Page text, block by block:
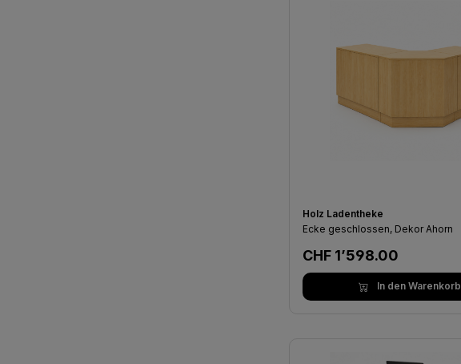
Holz Ladentheke
Ecke geschlossen, Dekor Ahorn
Regulärer Preis:
CHF 1’598.00
In den Warenkorb